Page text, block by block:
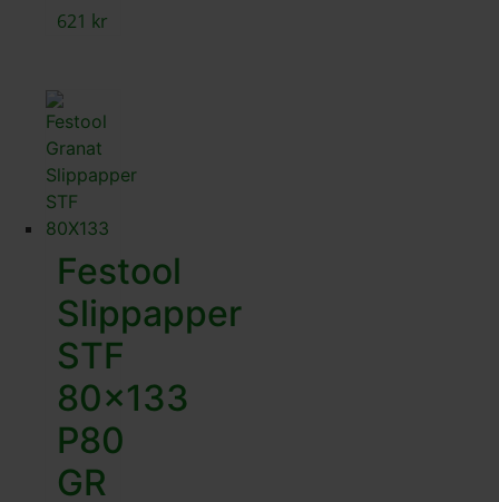
621 kr
Festool
Slippapper
STF
80×133
P80
GR